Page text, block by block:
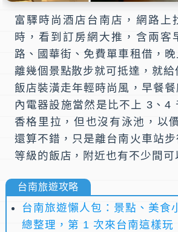
富驛時尚酒店 台南店，網路上
時，看到訂房網大推，含兩客
路、國華街、免費單車租借，晚
離幾個景點散步就可抵達，就給
飯店裝潢走年輕時尚風，早餐
內電器設施當然是比不上 3、4
香格里拉，但也沒有泳池，以
還算不錯，只是離 台南火車站
等級的飯店，附近也有不少間可
台南旅遊攻略
台南旅遊懶人包：景點、美食
總整理，第 1 次來台南這樣玩